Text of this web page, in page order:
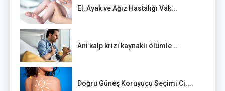
El, Ayak ve Ağız Hastalığı Vak...
Ani kalp krizi kaynaklı ölümle...
Doğru Güneş Koruyucu Seçimi Ci...